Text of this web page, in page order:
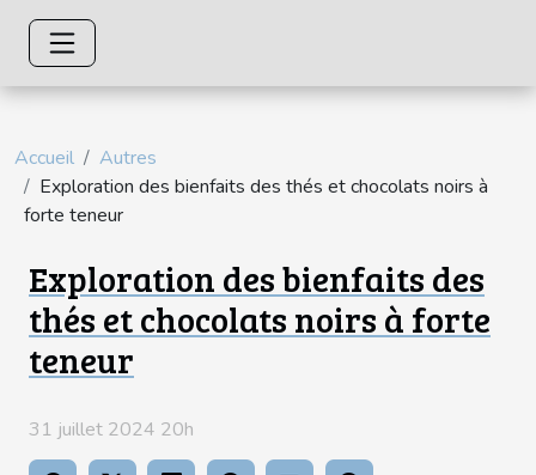
Accueil
Autres
Exploration des bienfaits des thés et chocolats noirs à
forte teneur
Exploration des bienfaits des
thés et chocolats noirs à forte
teneur
31 juillet 2024 20h